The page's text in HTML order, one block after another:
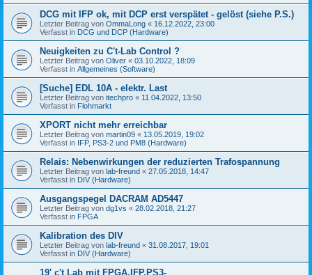
DCG mit IFP ok, mit DCP erst verspätet - gelöst (siehe P.S.)
Letzter Beitrag von OmmaLong « 16.12.2022, 23:00
Verfasst in DCG und DCP (Hardware)
Neuigkeiten zu C't-Lab Control ?
Letzter Beitrag von Oliver « 03.10.2022, 18:09
Verfasst in Allgemeines (Software)
[Suche] EDL 10A - elektr. Last
Letzter Beitrag von itechpro « 11.04.2022, 13:50
Verfasst in Flohmarkt
XPORT nicht mehr erreichbar
Letzter Beitrag von martin09 « 13.05.2019, 19:02
Verfasst in IFP, PS3-2 und PM8 (Hardware)
Relais: Nebenwirkungen der reduzierten Trafospannung
Letzter Beitrag von lab-freund « 27.05.2018, 14:47
Verfasst in DIV (Hardware)
Ausgangspegel DACRAM AD5447
Letzter Beitrag von dg1vs « 28.02.2018, 21:27
Verfasst in FPGA
Kalibration des DIV
Letzter Beitrag von lab-freund « 31.08.2017, 19:01
Verfasst in DIV (Hardware)
19' c't Lab mit FPGA,IFP,PS3-